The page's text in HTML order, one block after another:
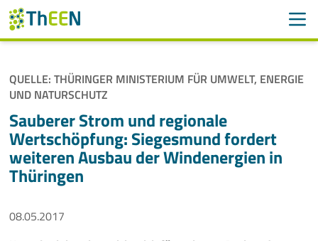
Navigation überspringen
ThEEN
Services
Mitglieder
QUELLE: THÜRINGER MINISTERIUM FÜR UMWELT, ENERGIE
UND NATURSCHUTZ
Sauberer Strom und regionale
Wertschöpfung: Siegesmund fordert
weiteren Ausbau der Windenergien in
Thüringen
08.05.2017